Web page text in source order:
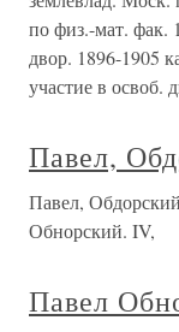
по физ.-мат. фак.
двор. 1896-1905
участие в освоб.
Павел,
Павел,
Обнорский. IV,
Павел